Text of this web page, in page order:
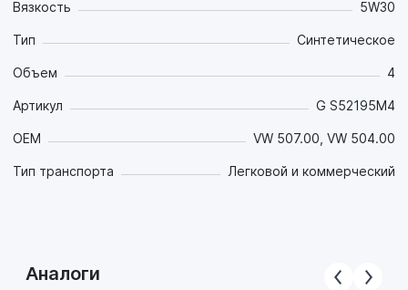
Вязкость 5W30
Тип Синтетическое
Объем 4
Артикул G S52195M4
OEM VW 507.00, VW 504.00
Тип транспорта Легковой и коммерческий
Аналоги